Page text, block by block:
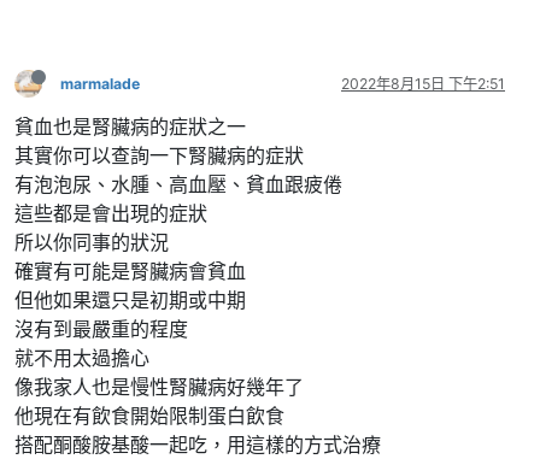
marmalade 2022年8月15日 下午2:51
貧血也是腎臟病的症狀之一
其實你可以查詢一下腎臟病的症狀
有泡泡尿、水腫、高血壓、貧血跟疲倦
這些都是會出現的症狀
所以你同事的狀況
確實有可能是腎臟病會貧血
但他如果還只是初期或中期
沒有到最嚴重的程度
就不用太過擔心
像我家人也是慢性腎臟病好幾年了
他現在有飲食開始限制蛋白飲食
搭配酮酸胺基酸一起吃，用這樣的方式治療